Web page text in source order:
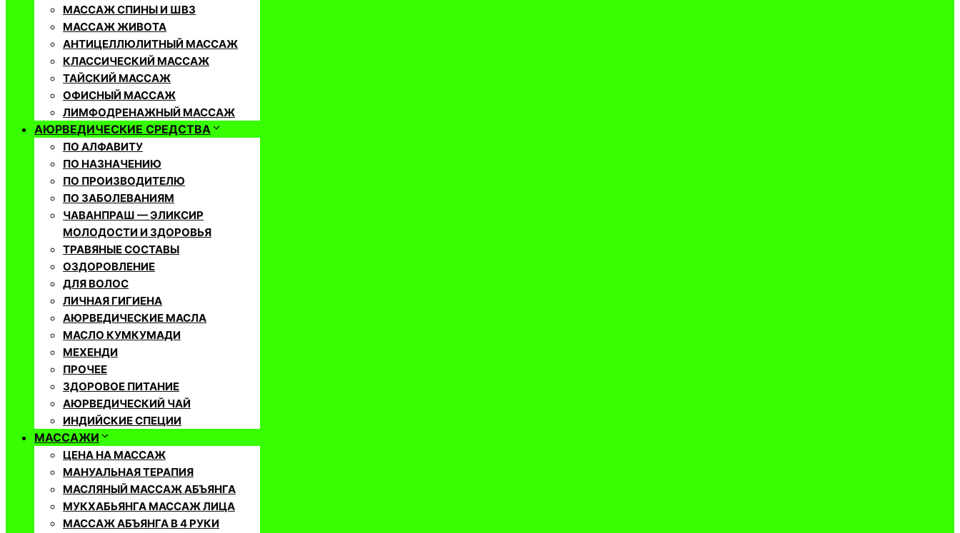
МАССАЖ СПИНЫ И ШВЗ
МАССАЖ ЖИВОТА
АНТИЦЕЛЛЮЛИТНЫЙ МАССАЖ
КЛАССИЧЕСКИЙ МАССАЖ
ТАЙСКИЙ МАССАЖ
ОФИСНЫЙ МАССАЖ
ЛИМФОДРЕНАЖНЫЙ МАССАЖ
АЮРВЕДИЧЕСКИЕ СРЕДСТВА
ПО АЛФАВИТУ
ПО НАЗНАЧЕНИЮ
ПО ПРОИЗВОДИТЕЛЮ
ПО ЗАБОЛЕВАНИЯМ
ЧАВАНПРАШ — ЭЛИКСИР
МОЛОДОСТИ И ЗДОРОВЬЯ
ТРАВЯНЫЕ СОСТАВЫ
ОЗДОРОВЛЕНИЕ
ДЛЯ ВОЛОС
ЛИЧНАЯ ГИГИЕНА
АЮРВЕДИЧЕСКИЕ МАСЛА
МАСЛО КУМКУМАДИ
МЕХЕНДИ
ПРОЧЕЕ
ЗДОРОВОЕ ПИТАНИЕ
АЮРВЕДИЧЕСКИЙ ЧАЙ
ИНДИЙСКИЕ СПЕЦИИ
МАССАЖИ
ЦЕНА НА МАССАЖ
МАНУАЛЬНАЯ ТЕРАПИЯ
МАСЛЯНЫЙ МАССАЖ АБЪЯНГА
МУКХАБЬЯНГА МАССАЖ ЛИЦА
МАССАЖ АБЪЯНГА В 4 РУКИ